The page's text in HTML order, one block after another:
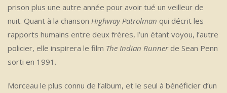
prison plus une autre année pour avoir tué un veilleur de
nuit. Quant à la chanson Highway Patrolman qui décrit les
rapports humains entre deux frères, l’un étant voyou, l’autre
policier, elle inspirera le film The Indian Runner de Sean Penn
sorti en 1991.
Morceau le plus connu de l’album, et le seul à bénéficier d’un